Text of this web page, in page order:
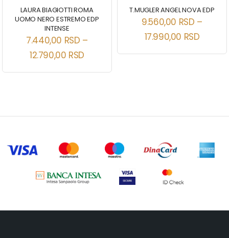
LAURA BIAGIOTTI ROMA
UOMO NERO ESTREMO EDP
INTENSE
7.440,00 RSD –
12.790,00 RSD
T.MUGLER ANGEL NOVA EDP
9.560,00 RSD –
17.990,00 RSD